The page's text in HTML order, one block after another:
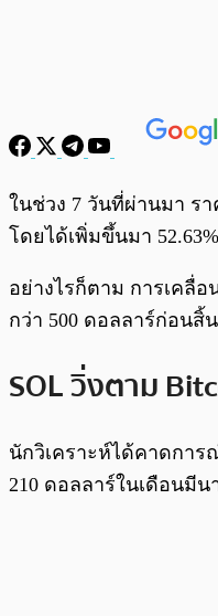
พร้อมเล่น
ในช่วง 7 วันที่ผ่านมา ร
โดยได้เพิ่มขึ้นมา
อย่างไรก็ตาม การเคลื่
กว่า 500 ดอลลาร์ก่อน
SOL วิ่งตาม
นักวิเคราะห์ได้คาดการ
210 ดอลลาร์ในเดือนมีน